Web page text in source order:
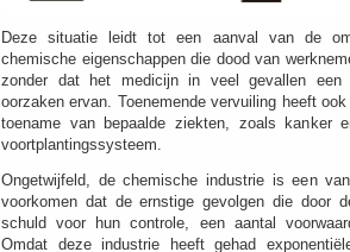
Deze situatie leidt tot een aanval van de
chemische eigenschappen die dood van
zonder dat het medicijn in veel gevallen een
oorzaken ervan. Toenemende vervuiling heeft
toename van bepaalde ziekten, zoals kanker
voortplantingssysteem.
Ongetwijfeld, de chemische industrie is een
voorkomen dat de ernstige gevolgen die door
schuld voor hun controle, een aantal
Omdat deze industrie heeft gehad